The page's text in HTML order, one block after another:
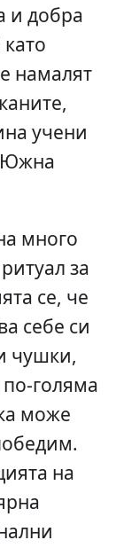
и добра
намалят
учени
Южна
много
за
се, че
себе си
чушки,
голяма
може
на